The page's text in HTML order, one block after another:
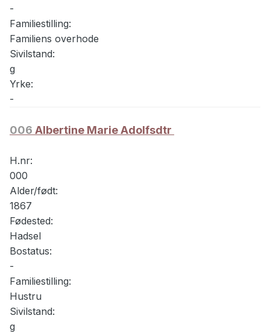
-
Familiestilling:
Familiens overhode
Sivilstand:
g
Yrke:
-
006 Albertine Marie Adolfsdtr
H.nr:
000
Alder/født:
1867
Fødested:
Hadsel
Bostatus:
-
Familiestilling:
Hustru
Sivilstand:
g